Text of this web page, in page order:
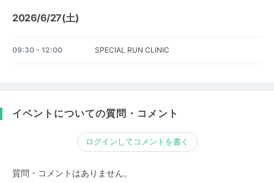
2026/6/27(土)
09:30 - 12:00 SPECIAL RUN CLINIC
イベントについての質問・コメント
ログインしてコメントを書く
質問・コメントはありません。